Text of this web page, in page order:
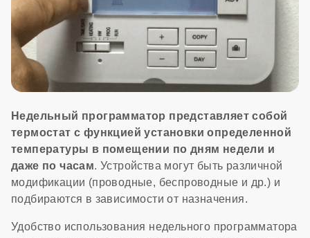
Недельный программатор представляет собой
термостат с функцией установки определенной
температуры в помещении по дням недели и
даже по часам. Устройства могут быть различной
модификации (проводные, беспроводные и др.) и
подбираются в зависимости от назначения.
Удобство использования недельного программатора